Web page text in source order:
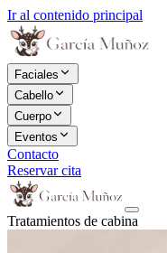
Ir al contenido principal
Faciales
Cabello
Cuerpo
Eventos
Contacto
Reservar cita
Tratamientos de cabina